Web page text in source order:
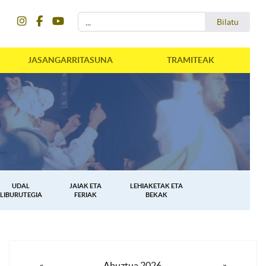
Bilatu
JASANGARRITASUNA TRAMITEAK
UDAL
LIBURUTEGIA
JAIAK ETA
FERIAK
LEHIAKETAK ETA
BEKAK